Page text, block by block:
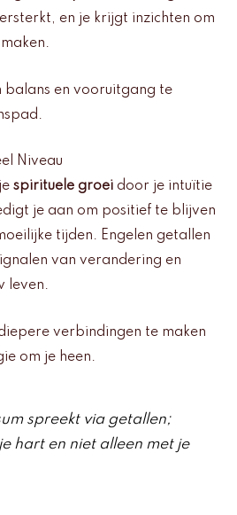
en je krijgt inzichten om
balans en vooruitgang te
Niveau
spirituele groei door je intuïtie
je aan om positief te blijven
tijden. Engelen getallen
van verandering en
leven.
verbindingen te maken
om je heen.
spreekt via getallen;
hart en niet alleen met je